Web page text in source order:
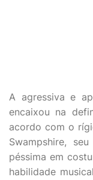
A agressiva e
encaixou na
acordo com o
Swampshire,
péssima em
habilidade